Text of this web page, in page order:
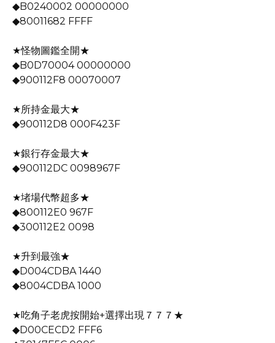
◆B0240002 00000000
◆80011682 FFFF
★怪物圖鑑全開★
◆B0D70004 00000000
◆900112F8 00070007
★所持金最大★
◆900112D8 000F423F
★銀行存金最大★
◆900112DC 0098967F
★堵場代幣超多★
◆800112E0 967F
◆300112E2 0098
★升到最強★
◆D004CDBA 1440
◆8004CDBA 1000
★吃角子老虎按開始+選擇出現７７７★
◆D00CECD2 FFF6